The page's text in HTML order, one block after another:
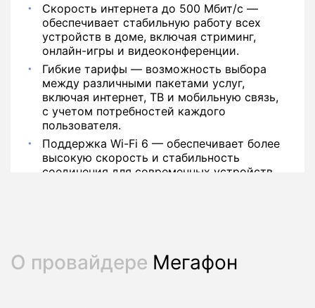
Скорость интернета до 500 Мбит/с —
обеспечивает стабильную работу всех
устройств в доме, включая стриминг,
онлайн-игры и видеоконференции.
Гибкие тарифы — возможность выбора
между различными пакетами услуг,
включая интернет, ТВ и мобильную связь,
с учетом потребностей каждого
пользователя.
Поддержка Wi-Fi 6 — обеспечивает более
высокую скорость и стабильность
соединения для современных устройств.
О провайдере Мегафон